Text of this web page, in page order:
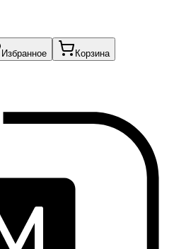
Избранное Корзина